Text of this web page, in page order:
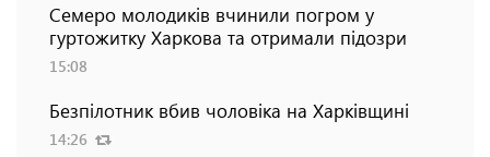
Семеро молодиків вчинили погром у
гуртожитку Харкова та отримали підозри
15:08
Безпілотник вбив чоловіка на Харківщині
14:26